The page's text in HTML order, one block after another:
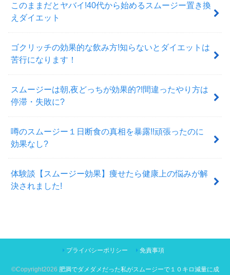
このままだとヤバイ!40代から始めるスムージー置き換
えダイエット
ゴクリッチの効果的な飲み方!知らないとダイエットは
苦行になります！
スムージーは朝,夜どっちが効果的?!間違ったやり方は
停滞・失敗に?
噂のスムージー１日断食の真相を暴露!!頑張ったのに
効果なし?
体験談【スムージー効果】痩せたら健康上の悩みが解
決されました!
プライバシーポリシー 免責事項
©Copyright2026 肥満でダメダメだった私がスムージーで１０キロ減量に成